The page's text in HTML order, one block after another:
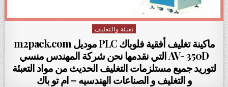
Posted in
تعبئة والتغليف
ماكينة تغليف أفقية فلوباك PLC موديل m2pack.com
AV- 350D التي نقدمها نحن شركة المهندس منسي
لتوريد جميع مستلزمات التغليف الحديث من مواد التعبئة
و التغليف و الصناعات الهندسيه – ام تو باك